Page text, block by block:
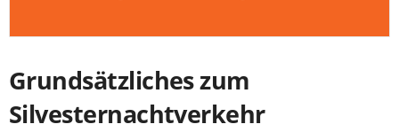
Grundsätzliches zum
Silvesternachtverkehr